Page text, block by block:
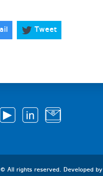
Tweet
© All rights reserved. Developed by